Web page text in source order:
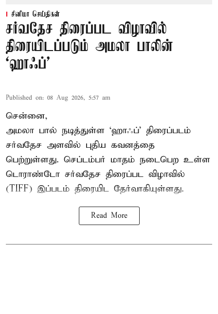
சினிமா செய்திகள்
சர்வதேச திரைப்பட விழாவில்
திரையிடப்படும் அமலா பாலின்
‘ஹாஃப்’
Published on: 08 Aug 2026, 5:57 am
சென்னை,
அமலா பால் நடித்துள்ள ‘ஹாஃப்’ திரைப்படம்
சர்வதேச அளவில் புதிய கவனத்தை
பெற்றுள்ளது. செப்டம்பர் மாதம் நடைபெற உள்ள
டொராண்டோ சர்வதேச திரைப்பட விழாவில்
(TIFF) இப்படம் திரையிட தேர்வாகியுள்ளது.
Read More